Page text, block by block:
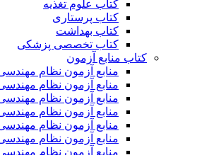
کتاب علوم تغذیه
کتاب پرستاری
کتاب بهداشت
کتاب تخصصی پزشکی
کتاب منابع آزمون
منابع آزمون نظام
منابع آزمون نظام
منابع آزمون نظام
منابع آزمون نظام
منابع آزمون نظام
منابع آزمون نظام
منابع آزمون نظام